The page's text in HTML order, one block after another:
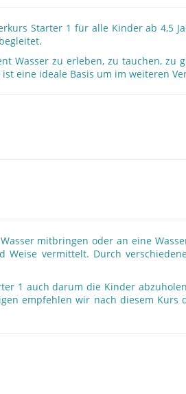
Starter 1 für alle Kinder ab 4,5
Wasser zu erleben, zu tauchen,
eine ideale Basis um im weiteren
mitbringen oder an eine
vermittelt. Durch
1 auch darum die Kinder
empfehlen wir nach diesem